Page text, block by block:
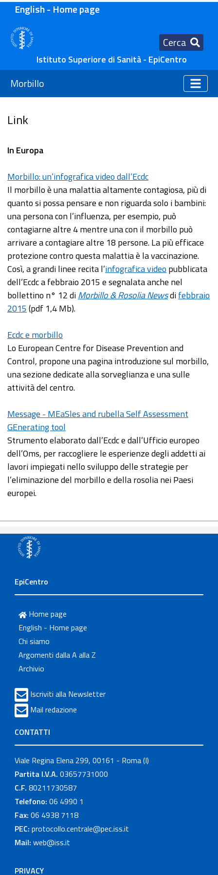
English - Home page
Cerca
Istituto Superiore di Sanità - EpiCentro
Morbillo
Link
In Europa
Morbillo: un’infografica video dall’Ecdc
Il morbillo è una malattia altamente contagiosa, più di
quanto si possa pensare e non riguarda solo i bambini:
una persona con l’influenza, per esempio, può
contagiarne altre 4 mentre una con il morbillo può
arrivare a contagiare altre 18 persone. La più efficace
protezione contro questa malattia è la vaccinazione.
Così, a grandi linee recita l’infografica video pubblicata
dell’Ecdc a febbraio 2015 e segnalata anche nel
bollettino n° 12 diMorbillo & Rosolia Newsdifebbraio
2015 (pdf 1,4 Mb).
Ecdc e morbillo
Lo European Centre for Disease Prevention and
Control, propone una pagina introduzione sul morbillo,
una sezione dedicate alla sorveglianza e una sulle
attività del centro.
Message - MEaSles and rubella Self Assessment
GEnerating tool
Strumento elaborato dall’Ecdc e dall’Ufficio europeo
dell’Oms, per raccogliere le esperienze degli addetti ai
lavori impiegati nello sviluppo delle strategie per
l’eliminazione del morbillo e della rosolia nei Paesi
europei.
EpiCentro
Home page
English - Home page
Chi siamo
Argomenti dalla A alla Z
Archivio
Iscriviti alla Newsletter
Mail redazione
CONTATTI
Viale Regina Elena 299, 00161 - Roma (I)
Partita I.V.A. 03657731000
C.F. 80211730587
Telefono: 06 4990 1
Fax: 06 4938 7118
PEC: protocollo.centrale@pec.iss.it
Mail: web@iss.it
PRIVACY